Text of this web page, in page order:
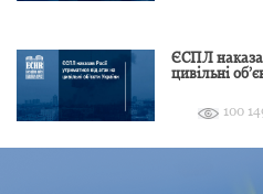
ЄСПЛ
цивільні
100